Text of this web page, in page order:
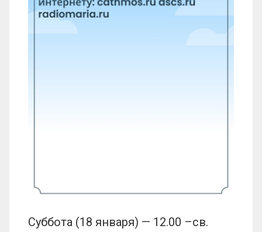
Суббота (18 января) — 12.00 –св.